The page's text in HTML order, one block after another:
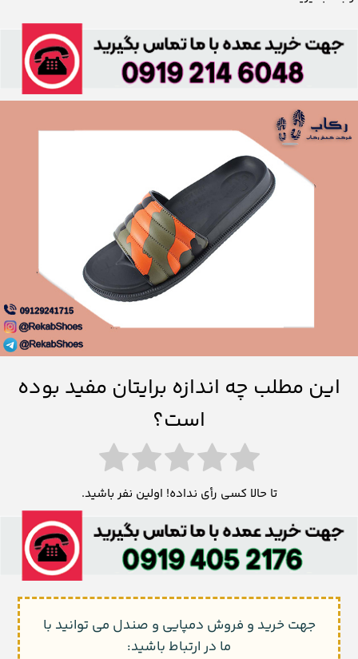
این مطلب چه اندازه برایتان مفید بوده
است؟
تا حالا کسی رأی نداده! اولین نفر باشید.
جهت خرید و فروش دمپایی و صندل می توانید با
ما در ارتباط باشید: